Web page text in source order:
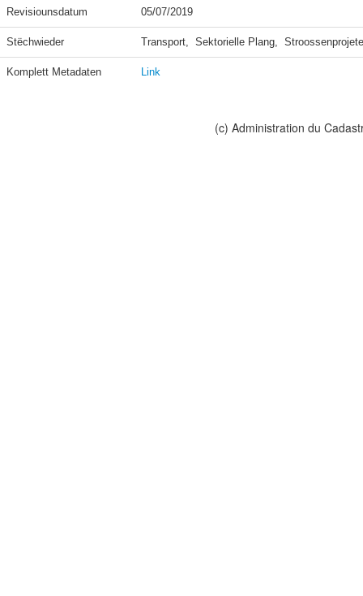
Revisiounsdatum 05/07/2019
Stëchwieder Transport,  Sektorielle Plang,
Komplett Metadaten Link
(c) Administration du